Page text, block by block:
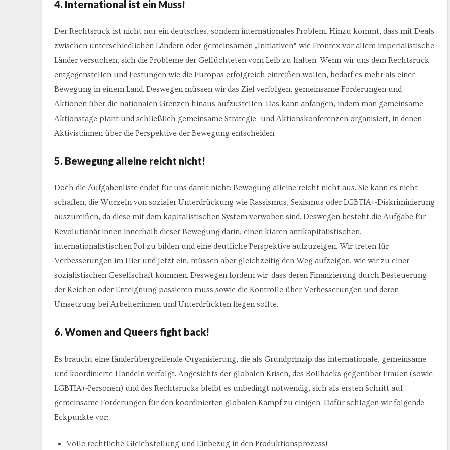
4. International ist ein Muss!
Der Rechtsruck ist nicht nur ein deutsches, sondern internationales Problem. Hinzu kommt, dass mit Deals
zwischen unterschiedlichen Ländern oder gemeinsamen „Initiativen“ wie Frontex vor allem imperialistische
Länder versuchen, sich die Probleme der Geflüchteten vom Leib zu halten. Wenn wir uns dem Rechtsruck
entgegenstellen und Festungen wie die Europas erfolgreich einreißen wollen, bedarf es mehr als einer
Bewegung in einem Land. Deswegen müssen wir das Ziel verfolgen, gemeinsame Forderungen und
Aktionen über die nationalen Grenzen hinaus aufzustellen. Das kann anfangen, indem man gemeinsame
Aktionstage plant und schließlich gemeinsame Strategie- und Aktionskonferenzen organisiert, in denen
Aktivist:innen über die Perspektive der Bewegung entscheiden.
5. Bewegung alleine reicht nicht!
Doch die Aufgabenliste endet für uns damit nicht: Bewegung alleine reicht nicht aus. Sie kann es nicht
schaffen, die Wurzeln von sozialer Unterdrückung wie Rassismus, Sexismus oder LGBTIA+-Diskriminierung
auszureißen, da diese mit dem kapitalistischen System verwoben sind. Deswegen besteht die Aufgabe für
Revolutionär:innen innerhalb dieser Bewegung darin, einen klaren antikapitalistischen,
internationalistischen Pol zu bilden und eine deutliche Perspektive aufzuzeigen. Wir treten für
Verbesserungen im Hier und Jetzt ein, müssen aber gleichzeitig den Weg aufzeigen, wie wir zu einer
sozialistischen Gesellschaft kommen. Deswegen fordern wir dass deren Finanzierung durch Besteuerung
der Reichen oder Enteignung passieren muss sowie die Kontrolle über Verbesserungen und deren
Umsetzung bei Arbeiter:innen und Unterdrückten liegen sollte.
6. Women and Queers fight back!
Es braucht eine länderübergreifende Organisierung, die als Grundprinzip das internationale, gemeinsame
und koordinierte Handeln verfolgt. Angesichts der globalen Krisen, des Rollbacks gegenüber Frauen (sowie
LGBTIA+-Personen) und des Rechtsrucks bleibt es unbedingt notwendig, sich als ersten Schritt auf
gemeinsame Forderungen für den koordinierten globalen Kampf zu einigen. Dafür schlagen wir folgende
Eckpunkte vor:
Volle rechtliche Gleichstellung und Einbezug in den Produktionsprozess!